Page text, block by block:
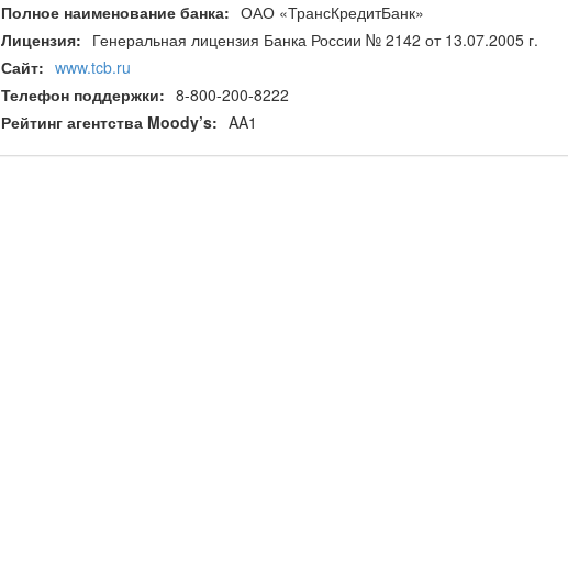
Полное наименование банка: ОАО «ТрансКредитБанк»
Лицензия: Генеральная лицензия Банка России № 2142 от 13.07.2005 г.
Сайт: www.tcb.ru
Телефон поддержки: 8-800-200-8222
Рейтинг агентства Moody’s: AA1